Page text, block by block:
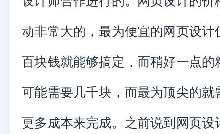
动非常大的，最为便宜的网页设计
百块钱就能够搞定，而稍好一点的
可能需要几千块，而最为顶尖的就
更多成本来完成。之前说到网页设